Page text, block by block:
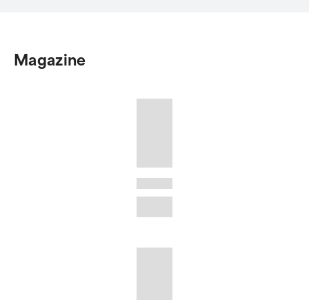
Magazine